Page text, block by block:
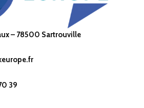
– 78500 Sartrouville
39